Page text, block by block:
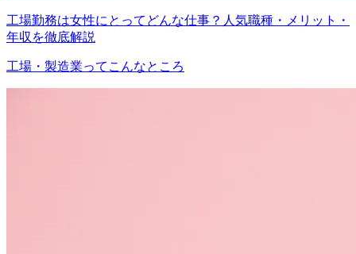
工場勤務は女性にとってどんな仕事？人気職種・メリット・
年収を徹底解説
工場・製造業ってこんなところ